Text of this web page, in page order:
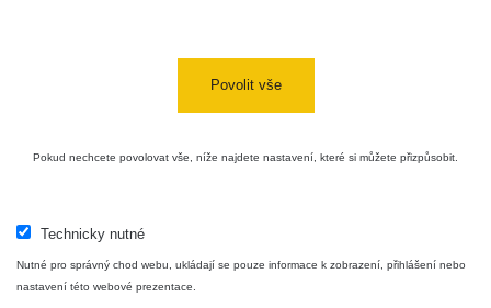
Měření
Povolit vše
Pokud nechcete povolovat vše, níže najdete nastavení, které si můžete přizpůsobit.
Technicky nutné
Nutné pro správný chod webu, ukládají se pouze informace k zobrazení, přihlášení nebo
nastavení této webové prezentace.